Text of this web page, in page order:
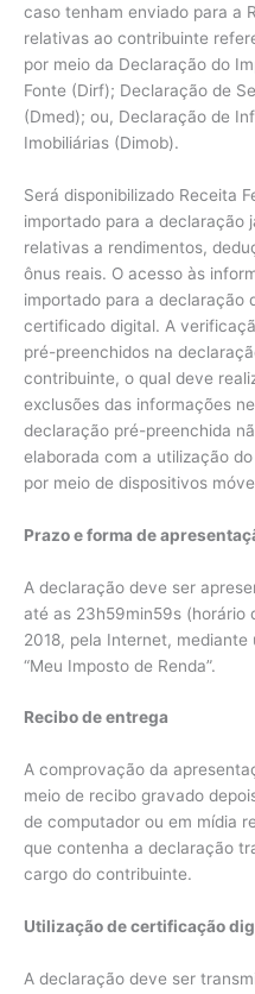
caso tenham enviado para a
relativas ao contribuinte
por meio da Declaração do
Fonte (Dirf); Declaração de
(Dmed); ou, Declaração de
Imobiliárias (Dimob).
Será disponibilizado Receita
importado para a declaração
relativas a rendimentos,
ônus reais. O acesso às
importado para a declaração
certificado digital. A
pré-preenchidos na
contribuinte, o qual deve
exclusões das informações
declaração pré-preenchida
elaborada com a utilização
por meio de dispositivos
Prazo e forma de
A declaração deve ser
até as 23h59min59s (horário
2018, pela Internet,
“Meu Imposto de Renda”.
Recibo de entrega
A comprovação da
meio de recibo gravado
de computador ou em mídia
que contenha a declaração
cargo do contribuinte.
Utilização de certificação
A declaração deve ser